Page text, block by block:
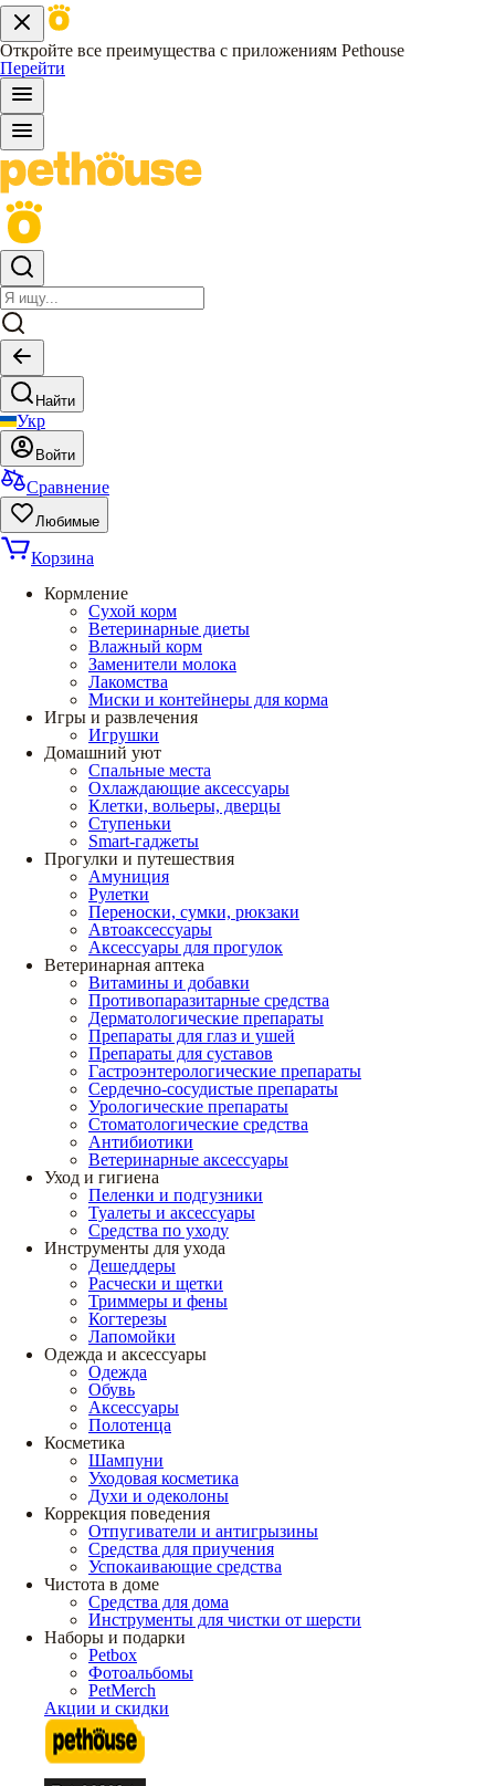
Откройте все преимущества с приложениям Pethouse
Перейти
Найти
Укр
Войти
Сравнение
Любимые
Корзина
Кормление
Сухой корм
Ветеринарные диеты
Влажный корм
Заменители молока
Лакомства
Миски и контейнеры для корма
Игры и развлечения
Игрушки
Домашний уют
Спальные места
Охлаждающие аксессуары
Клетки, вольеры, дверцы
Ступеньки
Smart-гаджеты
Прогулки и путешествия
Амуниция
Рулетки
Переноски, сумки, рюкзаки
Автоаксессуары
Аксессуары для прогулок
Ветеринарная аптека
Витамины и добавки
Противопаразитарные средства
Дерматологические препараты
Препараты для глаз и ушей
Препараты для суставов
Гастроэнтерологические препараты
Сердечно-сосудистые препараты
Урологические препараты
Стоматологические средства
Антибиотики
Ветеринарные аксессуары
Уход и гигиена
Пеленки и подгузники
Туалеты и аксессуары
Средства по уходу
Инструменты для ухода
Дешеддеры
Расчески и щетки
Триммеры и фены
Когтерезы
Лапомойки
Одежда и аксессуары
Одежда
Обувь
Аксессуары
Полотенца
Косметика
Шампуни
Уходовая косметика
Духи и одеколоны
Коррекция поведения
Отпугиватели и антигрызины
Средства для приучения
Успокаивающие средства
Чистота в доме
Средства для дома
Инструменты для чистки от шерсти
Наборы и подарки
Petbox
Фотоальбомы
PetMerch
Акции и скидки